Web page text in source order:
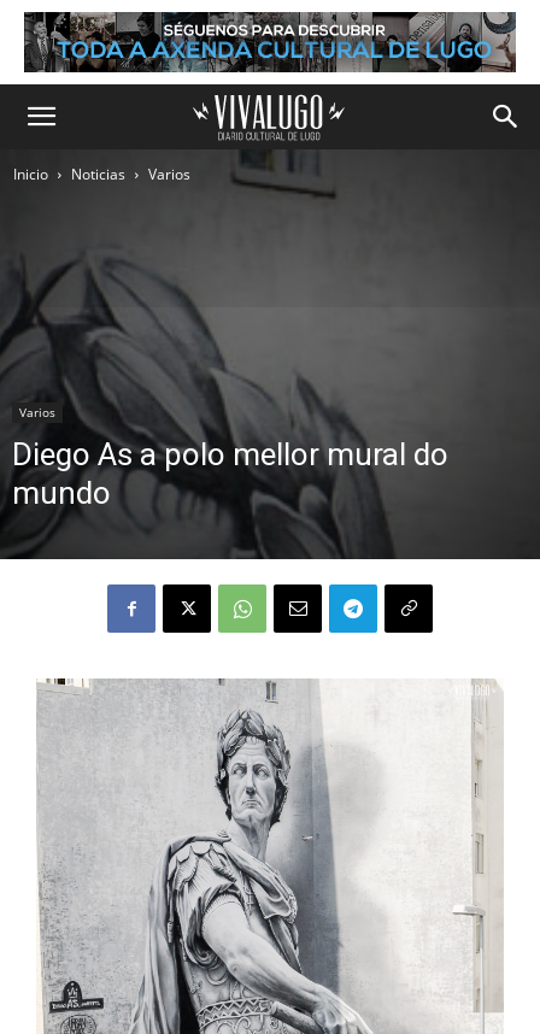
Inicio Noticias Varios
Varios
Diego As a polo mellor mural do
mundo